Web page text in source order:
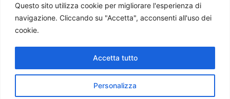
Questo sito utilizza cookie per migliorare l'esperienza di
navigazione. Cliccando su "Accetta", acconsenti all'uso dei
cookie.
Personalizza
Accetta tutto
Recensioni
Storie
Chi siamo
info@carapuglia.com